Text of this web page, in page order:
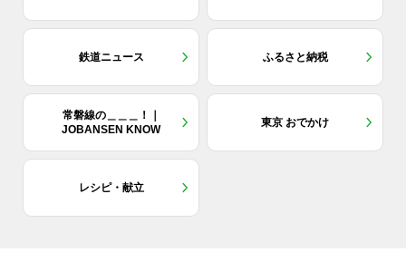
鉄道ニュース ふるさと納税
常磐線の＿＿＿！｜
JOBANSEN KNOW
東京 おでかけ
レシピ・献立